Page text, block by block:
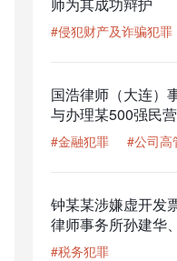
#侵犯财产及诈骗犯罪
国浩律师（大连）
与办理某500强民
骗罪案
#金融犯罪 #公司高
钟某某涉嫌虚开发
律师事务所孙建华
辩护，获撤回移送
#税务犯罪